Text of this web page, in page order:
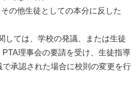
の他生徒としての本分に反した
しては、学校の発議、または生徒
理事会の要請を受け、生徒指導
承認された場合に校則の変更を行